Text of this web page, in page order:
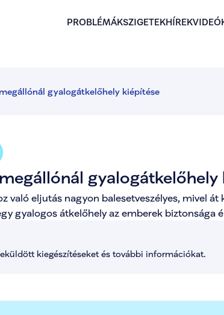
PROBLÉMÁKSZIGETEKHÍREK
gyalogátkelőhely kiépítése
gyalogátkelőhely
való eljutás nagyon balesetveszélyes, mivel át
gyalogos átkelőhely az emberek biztonsága
kiegészítéseket és további információkat.